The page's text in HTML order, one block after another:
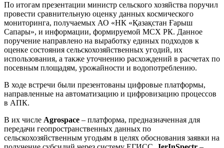
По итогам презентации министр сельского хозяйства поручил
провести сравнительную оценку данных космического
мониторинга, получаемых АО «НК «Қазақстан Ғарыш
Сапары», и информации, формируемой МСХ РК. Данное
поручение направлено на выработку единых подходов к
оценке состояния сельскохозяйственных угодий, их
использования, а также уточнению расхождений в расчетах по
посевным площадям, урожайности и водопотреблению.
В ходе встречи были презентованы цифровые платформы,
направленные на автоматизацию и цифровизацию процессов
в АПК.
В их числе Agrospace – платформа, предназначенная для
передачи геопространственных данных по
сельскохозяйственным угодьям в целях обоснования заявки на